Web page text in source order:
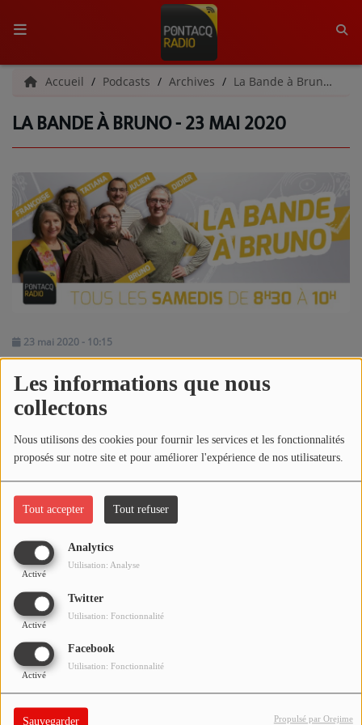
Les informations que nous
collectons
Nous utilisons des cookies pour fournir les services et les fonctionnalités
proposés sur notre site et pour améliorer l'expérience de nos utilisateurs.
Tout accepter Tout refuser
Analytics
Activé
Utilisation: Analyse
Twitter
Activé
Utilisation: Fonctionnalité
Facebook
Activé
Utilisation: Fonctionnalité
Sauvegarder Propulsé par Orejime
ACCUEIL
RADIO
L'ÉQUIPE
GRILLE DES PROGRAMMES
C'ÉTAIT QUOI CE TITRE ?
MÉDIAS
PODCASTS - SAISON 2026/2027
NOS PROGRAMMES COURTS
ARCHIVES - SAISONS PASSÉES
VOS ÉMISSIONS EN IMAGES
PHOTOS
ANNONCEURS & ESPACE PRO
VOTRE PUBLICITÉ SUR PONTACQ RADIO
LOCATION DE STUDIOS
ÉDUCATION AUX MÉDIAS ET À
L'INFORMATION
EN QUOI ÇA CONSISTE ?
ÉCOUTEZ LES PRODUCTIONS
Accueil Podcasts Archives La Bande à Bruno | Archives
LA BANDE À BRUNO - 23 MAI 2020
23 mai 2020 - 10:15
Écouter le podcast
Télécharger le podcast
Réécoutez l'émission LA BANDE À BRUNO du samedi 23 mai
2020 !